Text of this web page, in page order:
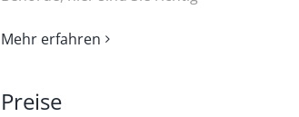
Mehr erfahren
Preise